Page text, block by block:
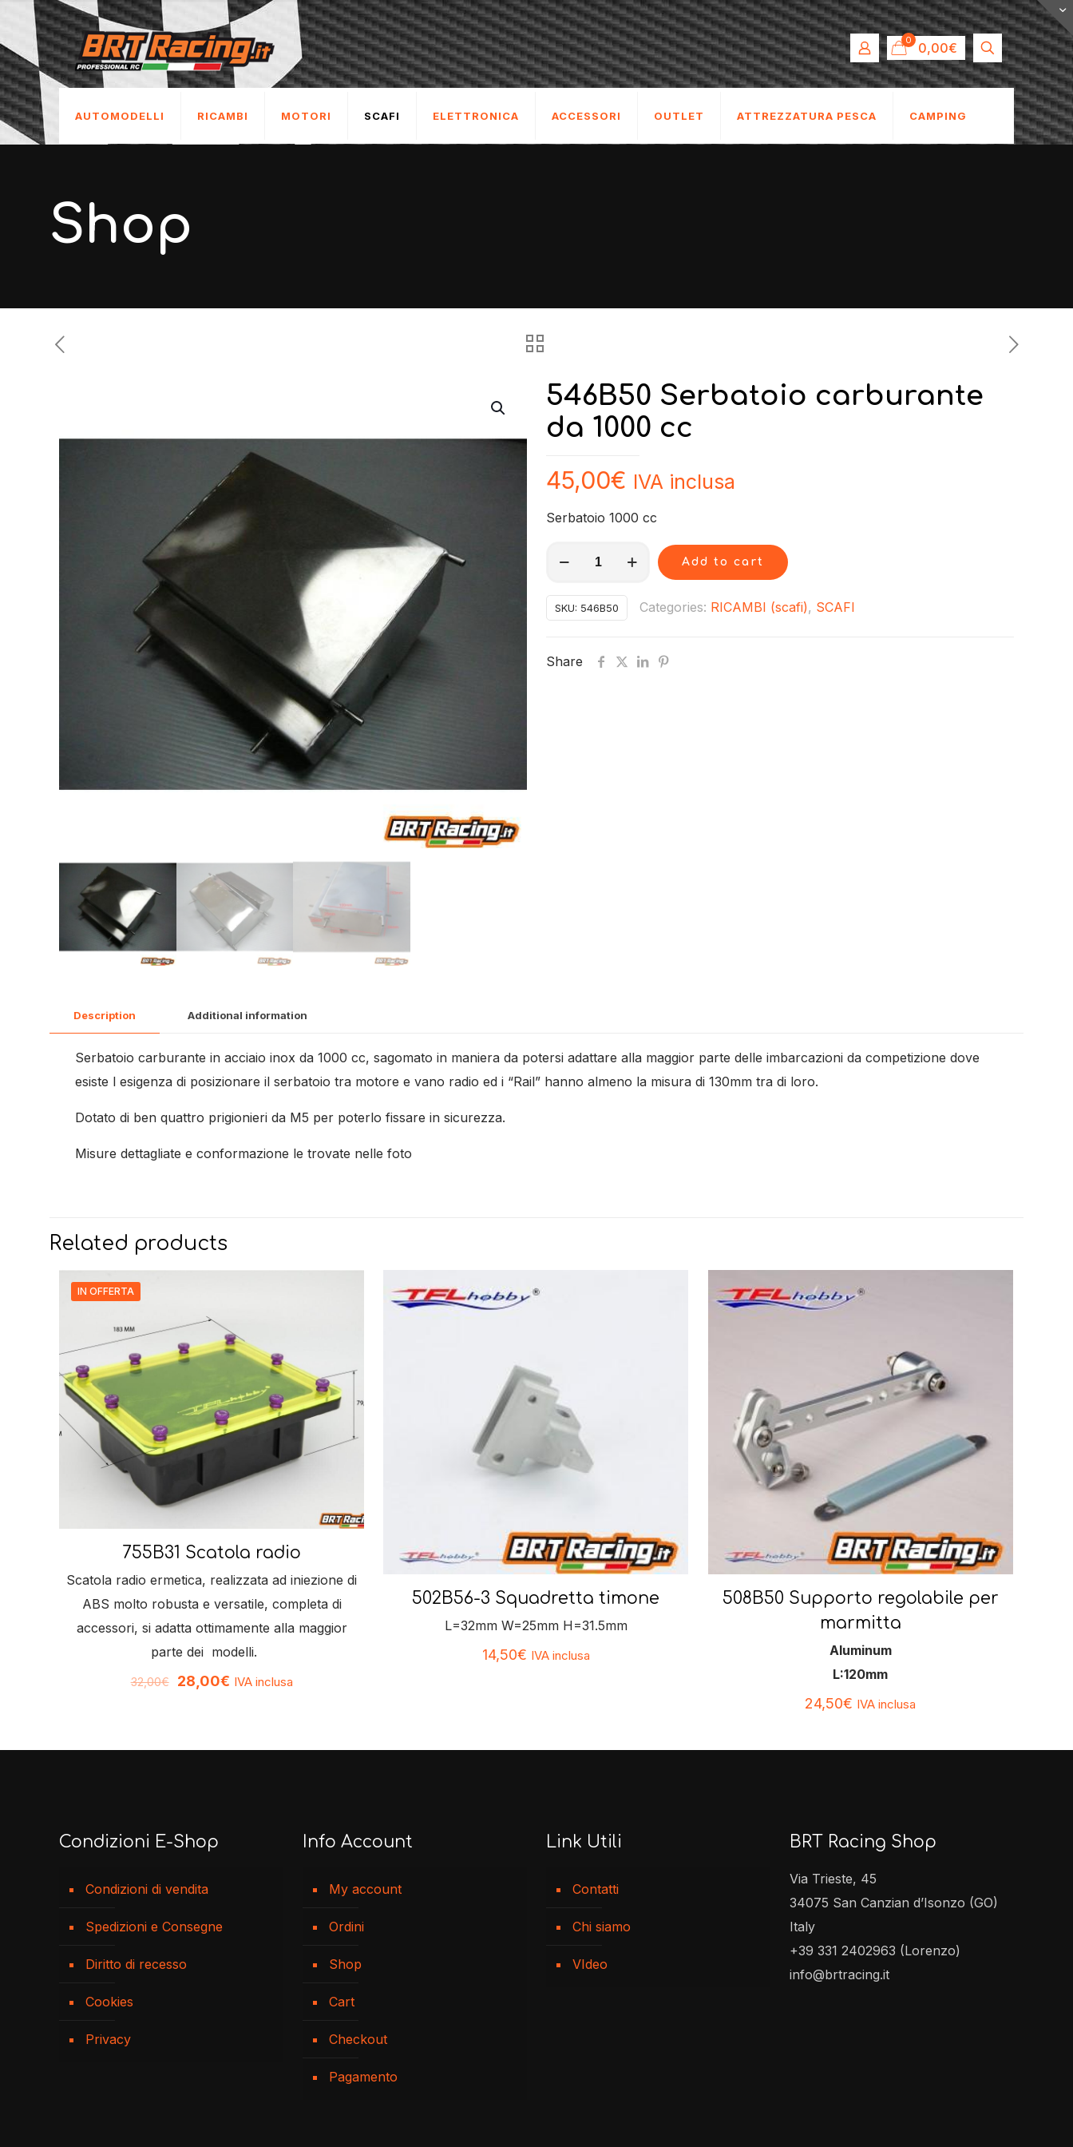
0 0,00€
AUTOMODELLI RICAMBI MOTORI SCAFI ELETTRONICA ACCESSORI OUTLET ATTREZZATURA PESCA CAMPING
Shop
546B50 Serbatoio carburante
da 1000 cc
45,00€ IVA inclusa
Serbatoio 1000 cc
carburante
da
Add to cart
SKU: 546B50 Categories: RICAMBI (scafi), SCAFI
Share
Description Additional information
Serbatoio carburante in acciaio inox da 1000 cc, sagomato in maniera da potersi adattare alla maggior parte delle imbarcazioni da competizione dove
esiste l esigenza di posizionare il serbatoio tra motore e vano radio ed i “Rail” hanno almeno la misura di 130mm tra di loro.
Dotato di ben quattro prigionieri da M5 per poterlo fissare in sicurezza.
Misure dettagliate e conformazione le trovate nelle foto
Related products
IN OFFERTA
755B31 Scatola radio
Scatola radio ermetica, realizzata ad iniezione di
ABS molto robusta e versatile, completa di
accessori, si adatta ottimamente alla maggior
parte dei modelli.
32,00€ 28,00€ IVA inclusa
502B56-3 Squadretta timone
L=32mm W=25mm H=31.5mm
14,50€ IVA inclusa
508B50 Supporto regolabile per
marmitta
Aluminum
L:120mm
24,50€ IVA inclusa
Condizioni E-Shop
Condizioni di vendita
Spedizioni e Consegne
Diritto di recesso
Cookies
Privacy
Info Account
My account
Ordini
Shop
Cart
Checkout
Pagamento
Link Utili
Contatti
Chi siamo
VIdeo
BRT Racing Shop
Via Trieste, 45
34075 San Canzian d’Isonzo (GO)
Italy
+39 331 2402963 (Lorenzo)
info@brtracing.it